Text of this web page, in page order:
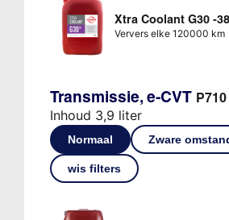
Xtra Coolant G30 -
Ververs elke 120000 km
Transmissie, e-CVT P710
Inhoud 3,9 liter
Normaal Zware
wis filters